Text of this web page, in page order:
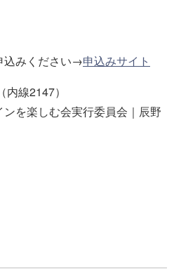
込みください→申込みサイト
線2147）
ンを楽しむ会実行委員会｜辰野